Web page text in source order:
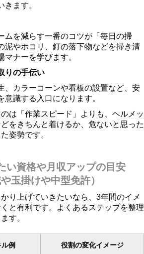
きます。
ムを減らす一番のコツが「毎日の掃
泥やホコリ、釘の落下物などを掃き清
マナーを学びます。
りの手伝い
、カラーコーンや看板の設置など、安
意識する入口になります。
は「作業スピード」よりも、ヘルメッ
をきちんと着けるか、危ないと思った
姿勢です。
い資格や月収アップの目安
玉掛けや中型免許）
り上げていきたいなら、3年間のイメ
と有利です。よくあるステップを整理
す。
例 役割の変化イメージ